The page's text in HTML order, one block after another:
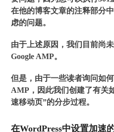
在他的博客文章的注释部分
虑的问题。
由于上述原因，我们目前尚
Google AMP。
但是，由于一些读者询问如
AMP，因此我们创建了有关
速移动页”的分步过程。
在WordPress中设置加速